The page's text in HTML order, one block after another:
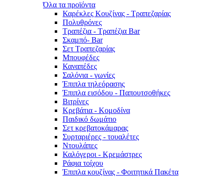
Όλα τα προϊόντα
Καρέκλες Κουζίνας - Τραπεζαρίας
Πολυθρόνες
Τραπέζια - Τραπέζια Bar
Σκαμπό- Bar
Σετ Τραπεζαρίας
Μπουφέδες
Καναπέδες
Σαλόνια - γωνίες
Έπιπλα τηλεόρασης
Έπιπλα εισόδου - Παπουτσοθήκες
Βιτρίνες
Κρεβάτια - Κομοδίνα
Παιδικό δωμάτιο
Σετ κρεβατοκάμαρας
Συρταριέρες - τουαλέτες
Ντουλάπες
Καλόγεροι - Κρεμάστρες
Ράφια τοίχου
Έπιπλα κουζίνας - Φοιτητικά Πακέτα